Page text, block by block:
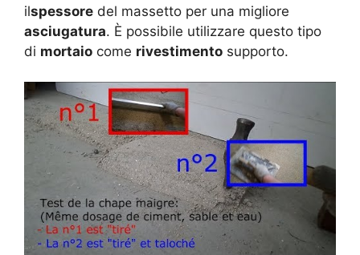
ilspessore del massetto per una migliore
asciugatura. È possibile utilizzare questo tipo
di mortaio come rivestimento supporto.